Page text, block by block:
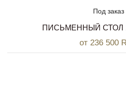
Под заказ
ПИСЬМЕННЫЙ СТОЛ
от 236 500